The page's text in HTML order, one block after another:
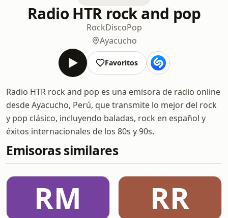
Radio HTR rock and pop
RockDiscoPop
Ayacucho
Favoritos
Radio HTR rock and pop es una emisora de radio online
desde Ayacucho, Perú, que transmite lo mejor del rock
y pop clásico, incluyendo baladas, rock en español y
éxitos internacionales de los 80s y 90s.
Emisoras similares
RM RR